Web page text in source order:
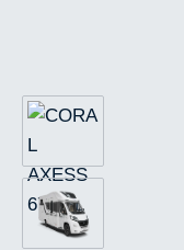
Bildergalerie